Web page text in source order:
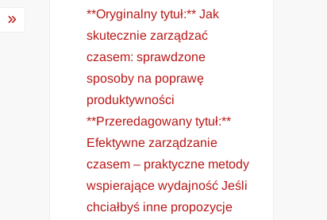
**Oryginalny tytuł:** Jak
skutecznie zarządzać
czasem: sprawdzone
sposoby na poprawę
produktywności
**Przeredagowany tytuł:**
Efektywne zarządzanie
czasem – praktyczne metody
wspierające wydajność Jeśli
chciałbyś inne propozycje